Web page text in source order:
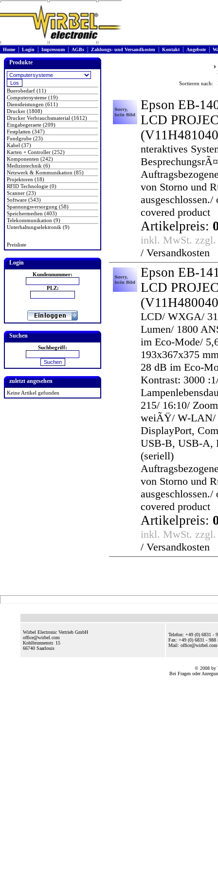
Home| Login Impressum AGBs Zahlungs- und Versandkosten Kontakt| Angebote|
Produkte
Buerobedarf (11)
Computersysteme (19)
Dienstleistungen (611)
Drucker (1808)
Drucker Verbrauchsmaterial (1612)
Eingabegeraete (209)
Festplatten (347)
Fundgrube (23)
Kabel (37)
Karten + Controller (252)
Komponenten (242)
Medizintechnik (6)
Netzwerk & Kommunikation (85)
Projektoren (18)
RFID Technologie (0)
Scanner (23)
Software (543)
Spannungsversorgung (58)
Speichermedien (403)
Telekommunikation (9)
Unterhaltungselektronik (9)
Preisliste
Login
Kundennummer:
PLZ:
Suchen
Suchbegriff:
zuletzt angesehen
Keine Artikel gefunden
Sortieren nach:
Epson EB-
LCD
nteraktives
von Storno und
ausgeschlossen./
covered product
Artikelpreis:
inkl. MwSt.
/ Versandkosten
Epson EB-
LCD
LCD/ WXGA/
Lumen/ 1800
im Eco-Mode/
193x367x375
28 dB im Eco-
Kontrast: 3000
215/ 16:10/
weiÃŸ/ W-LAN/
DisplayPort,
USB-B, USB-A,
(seriell)
von Storno und
ausgeschlossen./
covered product
Artikelpreis:
inkl. MwSt.
/ Versandkosten
Wirbel Electronic Vertrieb GmbH
office@wirbel.com
Kohlbrunnenstr. 15
66740 Saarlouis
Telefon: +49 (0) 6831 -
Fax: +49 (0) 6831 - 988
Mail:
© 2008 by
Bei Fragen oder